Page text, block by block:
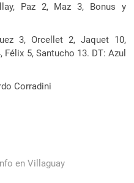
Paz 2, Maz 3, Bonus y
3, Orcellet 2, Jaquet 10,
Félix 5, Santucho 13. DT: Azul
Corradini
en Villaguay